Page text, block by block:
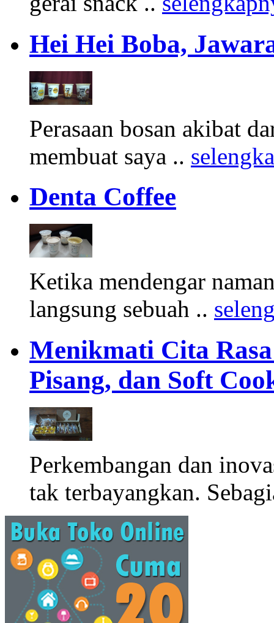
Hei Hei Boba,
Perasaan bosan akibat
membuat saya ..
Denta Coffee
Ketika mendengar
langsung sebuah ..
Menikmati Cita
Pisang, dan Soft
Perkembangan dan
tak terbayangkan.